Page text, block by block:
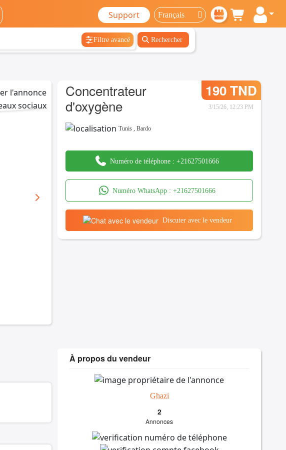
Support
Filtre avancé Rechercher
Concentrateur
d'oxygène
190 TND
3/15/26, 12:23 PM
Tunis ,Bardo
Numéro de téléphone :+21627501666
Numéro WhatsApp : +21627501666
Discuter avec le vendeur
À propos du vendeur
Ghazi
2
Annonces